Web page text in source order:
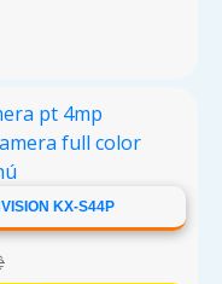
KX-S44P